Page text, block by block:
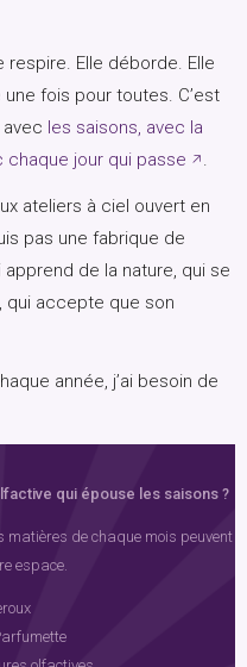
respire. Elle déborde. Elle
une fois pour toutes. C’est
avec les saisons, avec la
chaque jour qui passe
.
ateliers à ciel ouvert en
pas une fabrique de
de la nature, qui se
qui accepte que son
année, j’ai besoin de
qui épouse les saisons ?
matières de chaque mois peuvent
espace.